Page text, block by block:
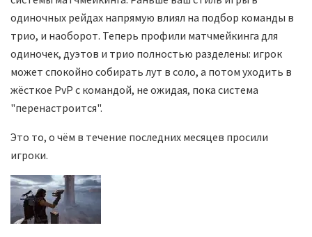
одиночных рейдах напрямую влиял на подбор команды в
трио, и наоборот. Теперь профили матчмейкинга для
одиночек, дуэтов и трио полностью разделены: игрок
может спокойно собирать лут в соло, а потом уходить в
жёсткое PvP с командой, не ожидая, пока система
"перенастроится".
Это то, о чём в течение последних месяцев просили
игроки.